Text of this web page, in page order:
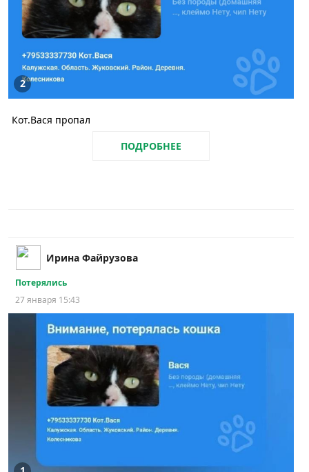
2
Кот.Вася пропал
ПОДРОБНЕЕ
Ирина Файрузова
Потерялись
27 января 15:43